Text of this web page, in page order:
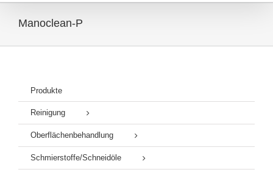
Manoclean-P
Produkte
Reinigung
Oberflächenbehandlung
Schmierstoffe/Schneidöle